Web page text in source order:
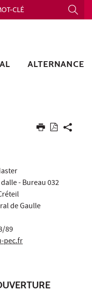
ALTERNANCE
- Bureau 032
de Gaulle
89
pec.fr